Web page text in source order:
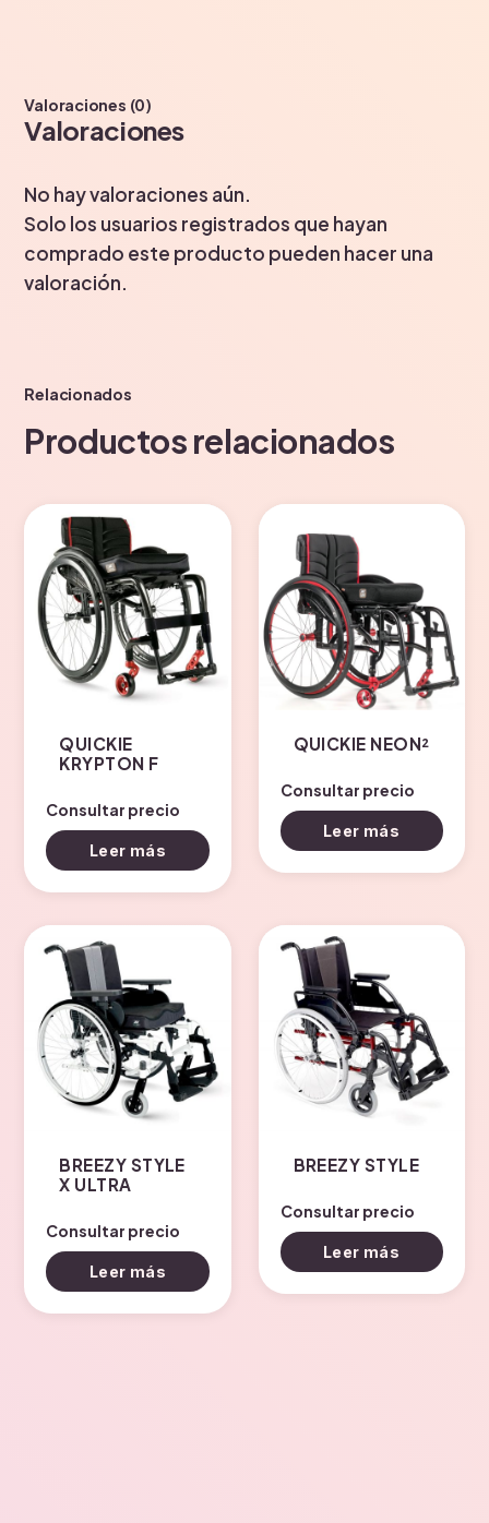
Valoraciones (0)
Valoraciones
No hay valoraciones aún.
Solo los usuarios registrados que hayan
comprado este producto pueden hacer una
valoración.
Relacionados
Productos relacionados
QUICKIE
KRYPTON F
Consultar precio
Leer más
QUICKIE NEON²
Consultar precio
Leer más
BREEZY STYLE
X ULTRA
Consultar precio
Leer más
BREEZY STYLE
Consultar precio
Leer más